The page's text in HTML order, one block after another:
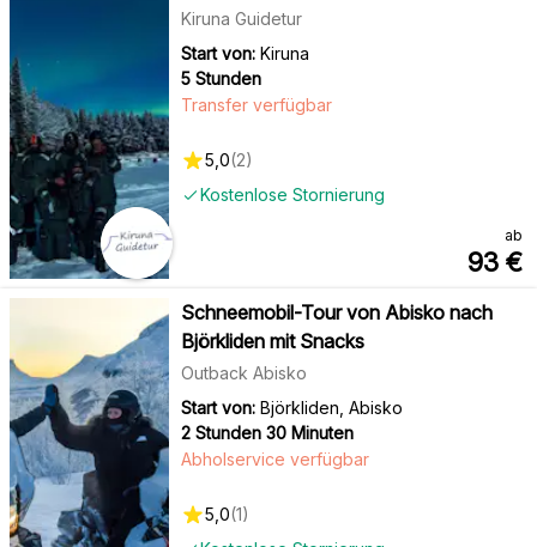
Kiruna Guidetur
Start von: Kiruna
5 Stunden
Kostenlose Stornierung
Transfer verfügbar
5,0(2)
ab
93 €
Schneemobil-Tour von Abisko nach
Björkliden mit Snacks
Outback Abisko
Start von: Björkliden, Abisko
2 Stunden 30 Minuten
Abholservice verfügbar
5,0(1)